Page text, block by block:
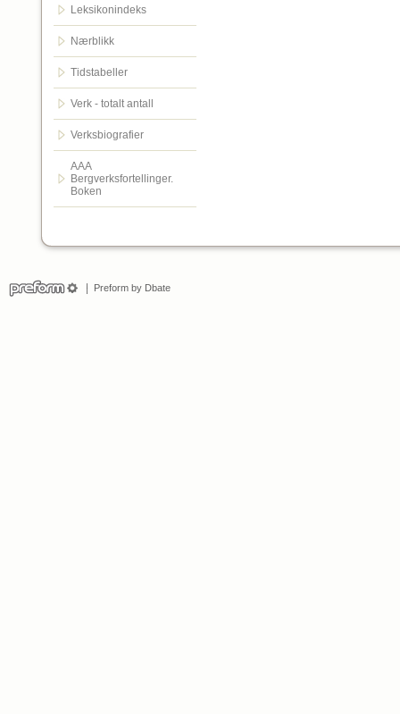
Leksikonindeks
Nærblikk
Tidstabeller
Verk - totalt antall
Verksbiografier
AAA
Bergverksfortellinger.
Boken
Preform by Dbate